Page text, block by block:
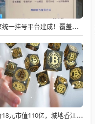
北京统一挂号平台建成！覆盖近300家二三甲医院号源
股价18元市值110亿，城地香江却被查出连续7季财报失真